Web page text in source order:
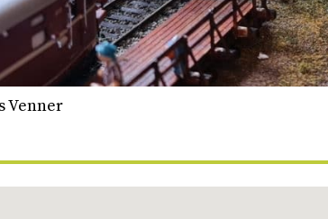
Venner